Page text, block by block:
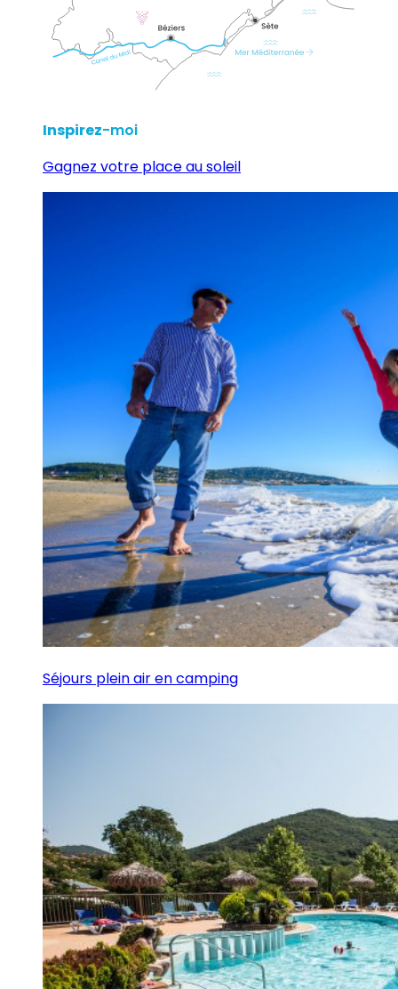
Inspirez-moi
Gagnez votre place au soleil
Séjours plein air en camping